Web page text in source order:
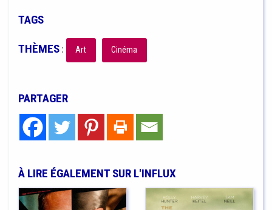
TAGS
THÈMES: Art Cinéma
PARTAGER
À LIRE ÉGALEMENT SUR L'INFLUX